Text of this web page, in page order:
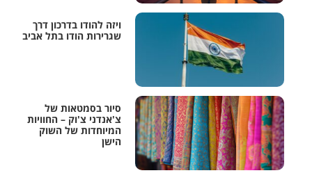
ויזה להודו בדרכון דרך
שגרירות הודו בתל אביב
סיור בסמטאות של
צ'אנדני צ'וק – החוויות
המיוחדות של השוק
הישן